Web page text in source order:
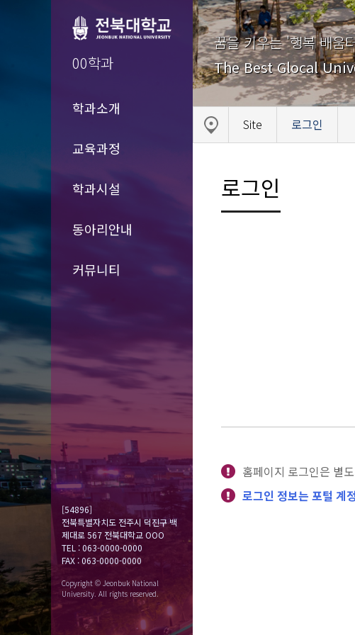
00학과
학과소개
교육과정
학과시설
동아리안내
커뮤니티
꿈을 키우는 '행복 배움
The Best Glocal
Site 로그인
로그인
홈페이지 로그인은 별
로그인 정보는 포털 계
[54896]
전북특별자치도 전주시 덕진구 백
제대로 567 전북대학교 OOO
TEL : 063-0000-0000
FAX : 063-0000-0000
Copyright © Jeonbuk National
University. All rights reserved.